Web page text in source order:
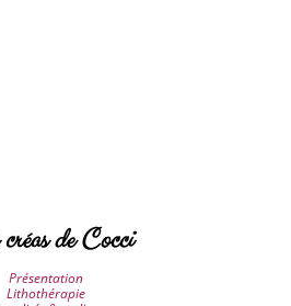
de Cocci
Présentation
Lithothérapie